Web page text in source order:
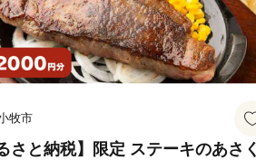
牧市
さと納税】限定 ステーキのあさく